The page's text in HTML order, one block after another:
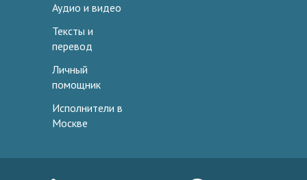
Аудио и видео
Тексты и
перевод
Личный
помощник
Исполнители в
Москве